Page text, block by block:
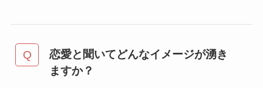
恋愛と聞いてどんなイメージが湧き
ますか？